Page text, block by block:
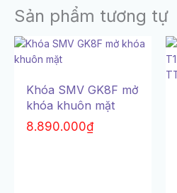
Sản phẩm tương tự
Khóa SMV GK8F mở
khóa khuôn mặt
8.890.000₫